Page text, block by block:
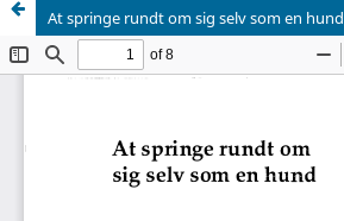
At springe rundt om sig selv som en hund